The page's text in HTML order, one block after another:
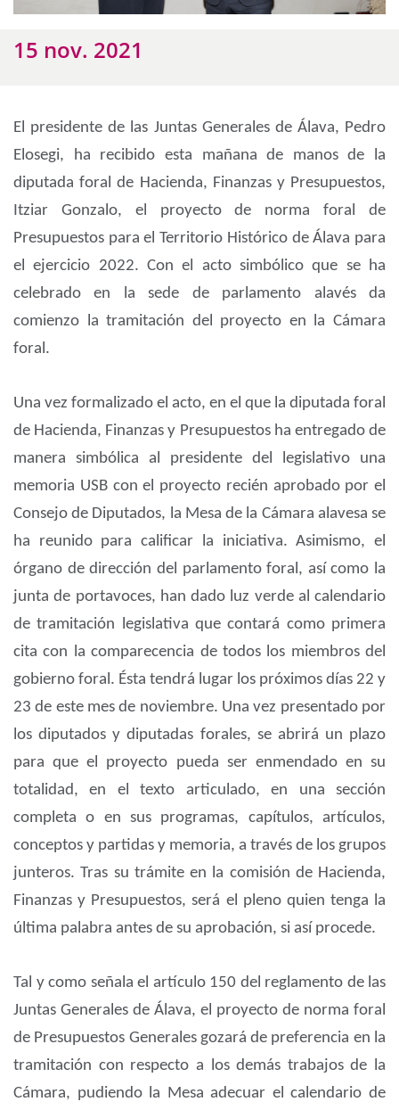
15 nov. 2021
El presidente de las Juntas Generales de Álava, Pedro
Elosegi, ha recibido esta mañana de manos de la
diputada foral de Hacienda, Finanzas y Presupuestos,
Itziar Gonzalo, el proyecto de norma foral de
Presupuestos para el Territorio Histórico de Álava para
el ejercicio 2022. Con el acto simbólico que se ha
celebrado en la sede de parlamento alavés da
comienzo la tramitación del proyecto en la Cámara
foral.
Una vez formalizado el acto, en el que la diputada foral
de Hacienda, Finanzas y Presupuestos ha entregado de
manera simbólica al presidente del legislativo una
memoria USB con el proyecto recién aprobado por el
Consejo de Diputados, la Mesa de la Cámara alavesa se
ha reunido para calificar la iniciativa. Asimismo, el
órgano de dirección del parlamento foral, así como la
junta de portavoces, han dado luz verde al calendario
de tramitación legislativa que contará como primera
cita con la comparecencia de todos los miembros del
gobierno foral. Ésta tendrá lugar los próximos días 22 y
23 de este mes de noviembre. Una vez presentado por
los diputados y diputadas forales, se abrirá un plazo
para que el proyecto pueda ser enmendado en su
totalidad, en el texto articulado, en una sección
completa o en sus programas, capítulos, artículos,
conceptos y partidas y memoria, a través de los grupos
junteros. Tras su trámite en la comisión de Hacienda,
Finanzas y Presupuestos, será el pleno quien tenga la
última palabra antes de su aprobación, si así procede.
Tal y como señala el artículo 150 del reglamento de las
Juntas Generales de Álava, el proyecto de norma foral
de Presupuestos Generales gozará de preferencia en la
tramitación con respecto a los demás trabajos de la
Cámara, pudiendo la Mesa adecuar el calendario de